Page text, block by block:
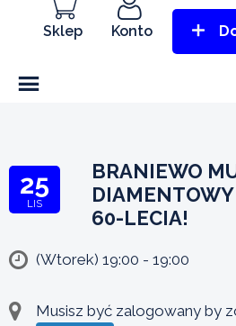
Sklep Konto
25
LIS
BRANIEWO
60-LECIA!
(Wtorek) 19:00 - 19:00
Musisz być zalogowany by